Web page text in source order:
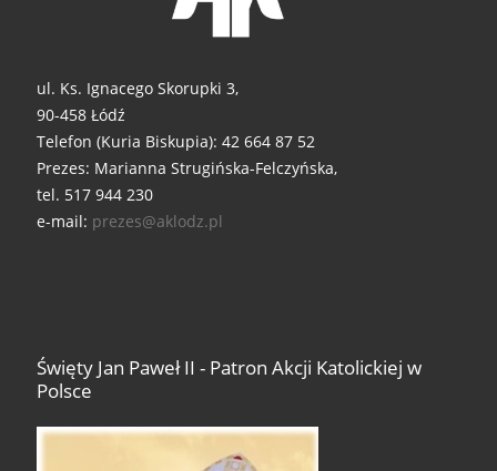
ul. Ks. Ignacego Skorupki 3,
90-458 Łódź
Telefon (Kuria Biskupia): 42 664 87 52
Prezes: Marianna Strugińska-Felczyńska,
tel. 517 944 230
e-mail: prezes@aklodz.pl
Święty Jan Paweł II - Patron Akcji Katolickiej w
Polsce